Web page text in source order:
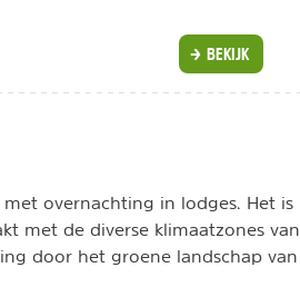
BEKIJK
overnachting in lodges. Het is
met de diverse klimaatzones van
door het groene landschap van